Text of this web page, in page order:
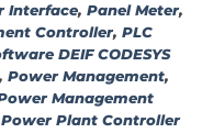
Interface, Panel Meter,
Controller, PLC
DEIF CODESYS
, Power Management,
Management
Power Plant Controller